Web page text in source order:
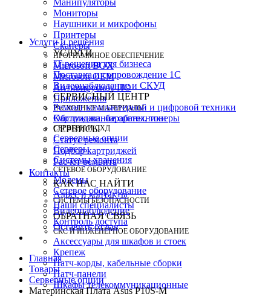
Манипуляторы
Мониторы
Наушники и микрофоны
Принтеры
Сканеры
ПРОГРАММНОЕ ОБЕСПЕЧЕНИЕ
Microsoft BOX
Microsoft OEM
Антивирусное ПО
Приложения
РАСХОДНЫЕ МАТЕРИАЛЫ
Картриджи, барабаны, тонеры
СЕРВЕРЫ И СХД
Серверные опции
Серверы
Системы хранения
СЕТЕВОЕ ОБОРУДОВАНИЕ
Модемы
Сетевое оборудование
СИСТЕМЫ БЕЗОПАСНОСТИ
Видеонаблюдение
Контроль доступа
СКС И ИНЖЕНЕРНОЕ ОБОРУДОВАНИЕ
Аксессуары для шкафов и стоек
Крепеж
Патч-корды, кабельные сборки
Патч-панели
Шкафы телекоммуникационные
Услуги и решения
УСЛУГИ
IT-решения для бизнеса
Поставка и сопровождение 1C
Видеонаблюдение и СКУД
СЕРВИСНЫЙ ЦЕНТР
Ремонт компьютерной и цифровой техники
Обслуживание оргтехники
СЕРВИСЫ
Статус ремонта
Подбор картриджей
Расчет ремонта
Контакты
КАК НАС НАЙТИ
Адрес и контакты
Наши специалисты
ОБРАТНАЯ СВЯЗЬ
Оставить отзыв
Главная
Товары
Серверные опции
Материнская Плата Asus P10S-M